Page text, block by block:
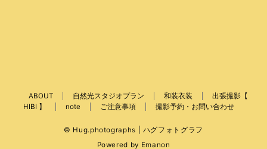
ABOUT 自然光スタジオプラン 和装衣装
出張撮影【
HIBI 】
note ご注意事項 撮影予約・お問い合わせ
© Hug.photographs | ハグフォトグラフ
Powered by Emanon